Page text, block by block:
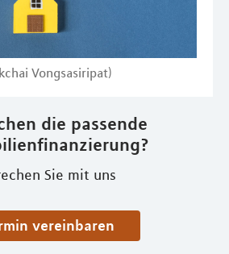
Vongsasiripat)
die passende
Sie mit uns
vereinbaren